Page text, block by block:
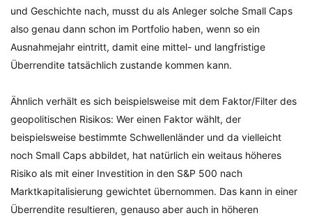
und Geschichte nach, musst du als Anleger solche Small Caps
also genau dann schon im Portfolio haben, wenn so ein
Ausnahmejahr eintritt, damit eine mittel- und langfristige
Überrendite tatsächlich zustande kommen kann.
Ähnlich verhält es sich beispielsweise mit dem Faktor/Filter des
geopolitischen Risikos: Wer einen Faktor wählt, der
beispielsweise bestimmte Schwellenländer und da vielleicht
noch Small Caps abbildet, hat natürlich ein weitaus höheres
Risiko als mit einer Investition in den S&P 500 nach
Marktkapitalisierung gewichtet übernommen. Das kann in einer
Überrendite resultieren, genauso aber auch in höheren